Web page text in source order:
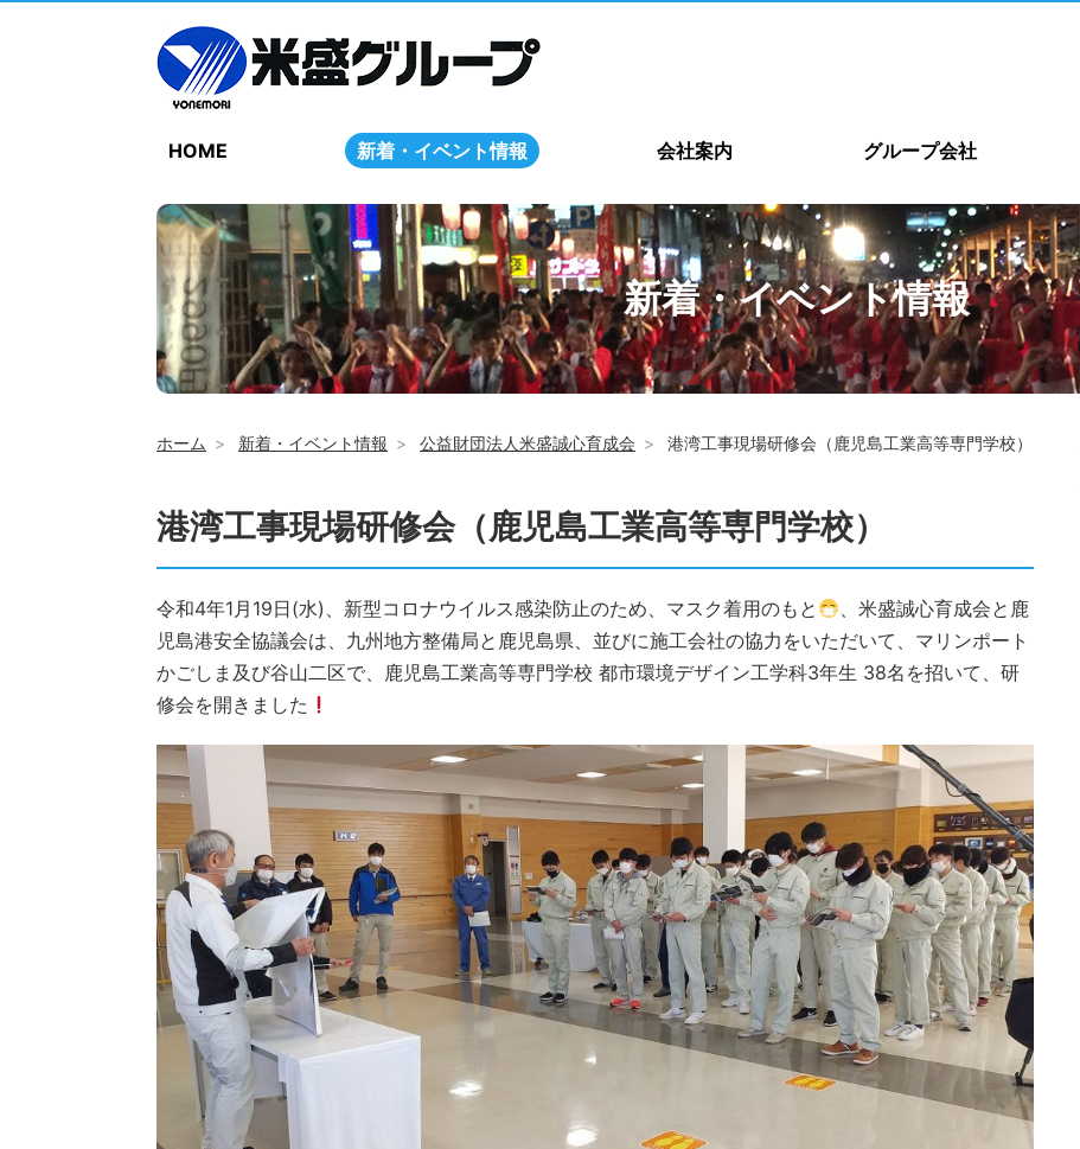
HOME 新着・イベント情報 会社案内 グループ会社
新着・イベント情報
ホーム 新着・イベント情報 公益財団法人米盛誠心育成会 港湾工事現場研修会（鹿児島工業高等専門学校）
港湾工事現場研修会（鹿児島工業高等専門学校）
令和4年1月19日(水)、新型コロナウイルス感染防止のため、マスク着用のもと
、米盛誠心育成会と鹿
児島港安全協議会は、九州地方整備局と鹿児島県、並びに施工会社の協力をいただいて、マリンポート
かごしま及び谷山二区で、鹿児島工業高等専門学校 都市環境デザイン工学科3年生 38名を招いて、研
修会を開きました